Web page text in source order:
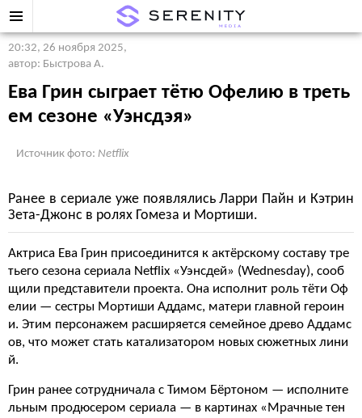
20:32, 26 ноября 2025,
автор: Быстрова А.
Ева Грин сыграет тётю Офелию в треть
ем сезоне «Уэнсдэя»
Источник фото: Netflix
Ранее в сериале уже появлялись Ларри Пайн и Кэтрин
Зета-Джонс в ролях Гомеза и Мортиши.
Актриса Ева Грин присоединится к актёрскому составу тре
тьего сезона сериала Netflix «Уэнсдей» (Wednesday), сооб
щили представители проекта. Она исполнит роль тёти Оф
елии — сестры Мортиши Аддамс, матери главной героин
и. Этим персонажем расширяется семейное древо Аддамс
ов, что может стать катализатором новых сюжетных лини
й.
Грин ранее сотрудничала с Тимом Бёртоном — исполните
льным продюсером сериала — в картинах «Мрачные тен